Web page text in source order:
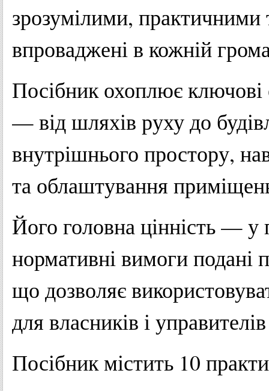
зрозумілими,
впроваджені в кожній
Посібник охоплює ключові
— від шляхів руху до
внутрішнього простору,
та облаштування
Його головна цінність — у
нормативні вимоги
що дозволяє
для власників і
Посібник містить 10